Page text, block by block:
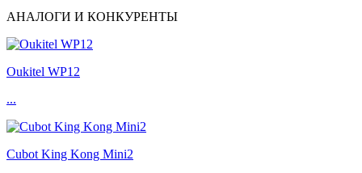
АНАЛОГИ И КОНКУРЕНТЫ
Oukitel WP12
...
Cubot King Kong Mini2